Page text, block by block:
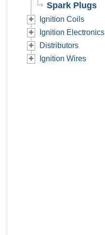
Spark Plugs
Ignition Coils
Ignition Electronics
Distributors
Ignition Wires